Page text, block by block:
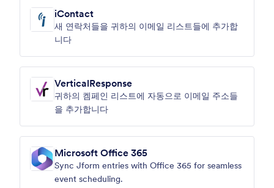
iContact
새 연락처들을 귀하의 이메일 리스트들에 추가합
니다
VerticalResponse
귀하의 켐페인 리스트에 자동으로 이메일 주소들
을 추가합니다
Microsoft Office 365
Sync Jform entries with Office 365 for seamless
event scheduling.